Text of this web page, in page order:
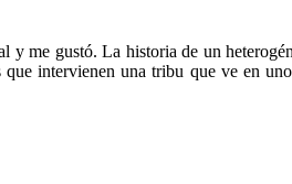
y me gustó. La historia de un
intervienen una tribu que ve en